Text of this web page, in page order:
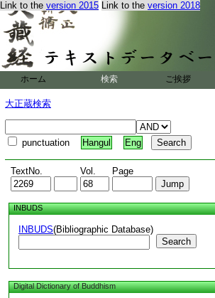
Link to the version 2015 Link to the version 2018
ホーム 検索 ご挨拶
大正蔵検索
punctuation Hangul Eng
TextNo. Vol. Page
INBUDS
INBUDS(Bibliographic Database)
Search
Digital Dictionary of Buddhism